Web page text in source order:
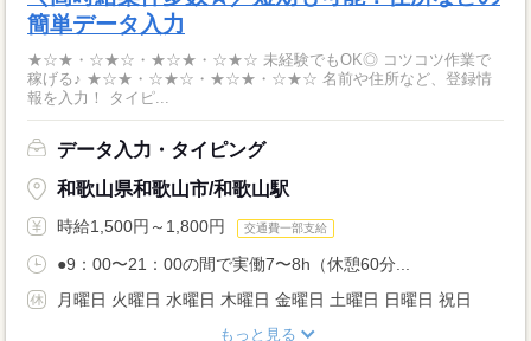
簡単データ入力
★☆★・☆★☆・★☆★・☆★☆ 未経験でもOK◎ コツコツ作業で
稼げる♪ ★☆★・☆★☆・★☆★・☆★☆ 名前や住所など、登録情
報を入力！ タイピ...
データ入力・タイピング
和歌山県和歌山市/和歌山駅
時給1,500円～1,800円 交通費一部支給
●9：00〜21：00の間で実働7〜8h（休憩60分...
月曜日 火曜日 水曜日 木曜日 金曜日 土曜日 日曜日 祝日
もっと見る